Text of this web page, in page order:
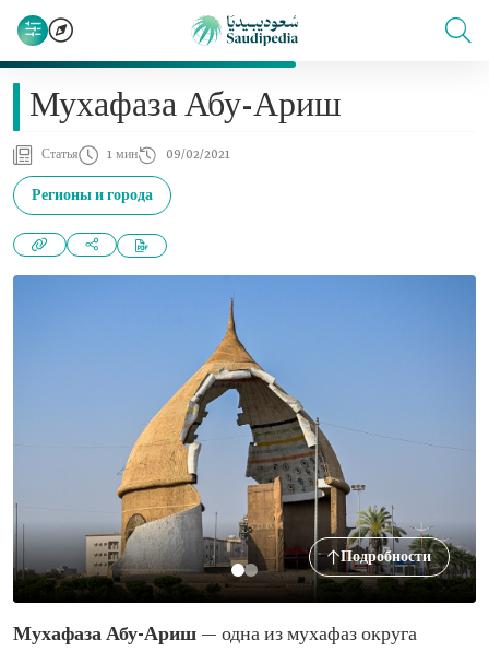
Мухафаза Абу-Ариш
Статья 1 мин 09/02/2021
Регионы и города
Подробности
Мухафаза Абу-Ариш — одна из мухафаз округа